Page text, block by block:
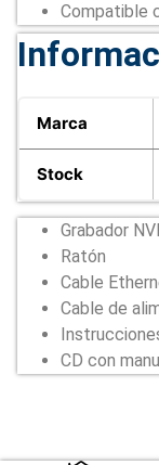
Compatible
Marca
Stock
Grabador
Ratón
Cable
Cable de
CD con